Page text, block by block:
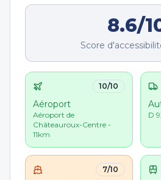
8.6/
Score
10/10
Aéroport
Aéroport de
Châteauroux-Centre -
11km
D
7/10